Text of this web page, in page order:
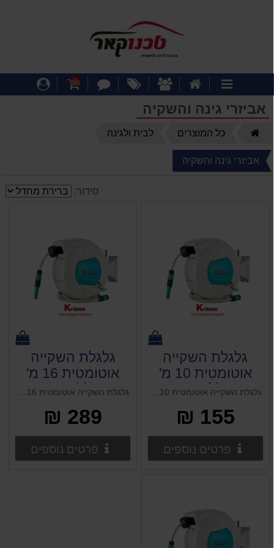
קטגוריותהבית
אודותינומבצעיםצור
עגלת
0
אביזרי גינה והשקיה
כל המוצרים לבית ולגינה
אביזרי גינה והשקיה
סידור:
גלגלת השקייה
אוטומטית 10 מ'
הכוללת צינור
באתר
גלגלת השקייה אוטומטית 10 מ' הכוללת צינור Krauss קראוס
155 ₪
פרטים נוספים פרטים נוספים
גלגלת השקייה
אוטומטית 16 מ'
הכוללת צינור
באתר
גלגלת השקייה אוטומטית 16 מ' הכוללת צינור Krauss קראוס
289 ₪
פרטים נוספים